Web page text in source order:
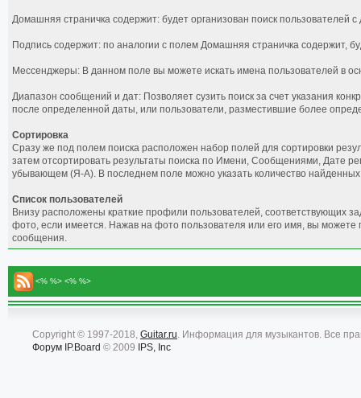
Домашняя страничка содержит: будет организован поиск
Подпись содержит: по аналогии с полем Домашняя страничка содержит,
Мессенджеры: В данном поле вы можете искать имена пользователей в
Диапазон сообщений и дат: Позволяет сузить поиск за счет указания
после определенной даты, или пользователи, разместившие более
Сортировка
Сразу же под полем поиска расположен набор полей для сортировки
затем отсортировать результаты поиска по Имени, Сообщениями, Дате
убывающем (Я-А). В последнем поле можно указать количество
Список пользователей
Внизу расположены краткие профили пользователей, соответствующих
фото, если имеется. Нажав на фото пользователя или его имя, вы можете
сообщения.
<% %> <% %>
Copyright © 1997-2018, Guitar.ru. Информация для музыкантов. Все
Форум IP.Board © 2009 IPS, Inc